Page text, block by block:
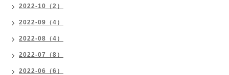
2022-10（2）
2022-09（4）
2022-08（4）
2022-07（8）
2022-06（6）